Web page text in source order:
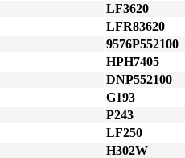
LF3620
LFR83620
9576P552100
HPH7405
DNP552100
G193
P243
LF250
H302W